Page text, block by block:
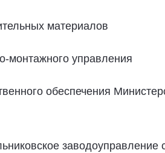
материалов
монтажного управления
обеспечения
заводоуправление